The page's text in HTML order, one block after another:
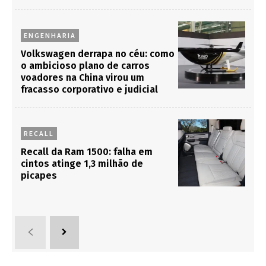
ENGENHARIA
Volkswagen derrapa no céu: como
o ambicioso plano de carros
voadores na China virou um
fracasso corporativo e judicial
RECALL
Recall da Ram 1500: falha em
cintos atinge 1,3 milhão de
picapes